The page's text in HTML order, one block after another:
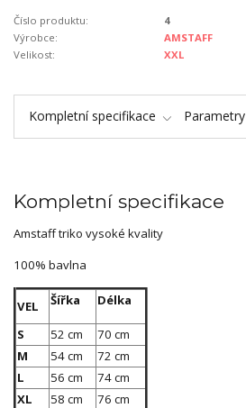
Číslo produktu:
4
Výrobce:
AMSTAFF
Velikost:
XXL
Kompletní specifikace Parametry
Kompletní specifikace
Amstaff triko vysoké kvality
100% bavlna
VEL Šířka Délka
S 52 cm
70 cm
M
54 cm
72 cm
L
56 cm
74 cm
XL
58 cm
76 cm